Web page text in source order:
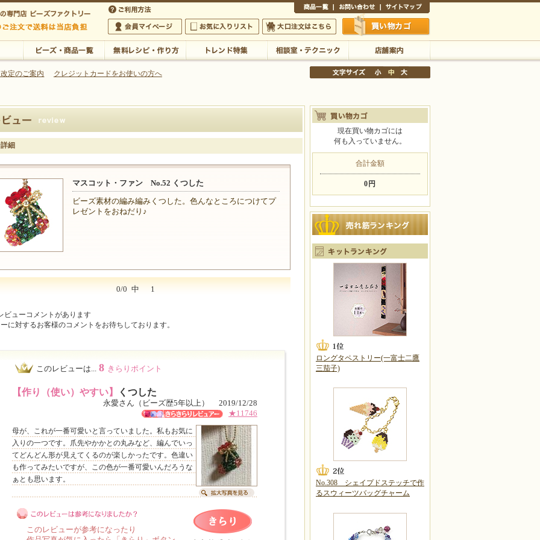
クセサリーの専門店
専門店 ビーズファクトリー 5,000円以上のご注文で送料は当店が負担いたします
5,000円以上のご注文で送料は当店が負担いたします
会員マイページ
お気に入りリスト 大口注文はこちら 買い物かご
店舗案内
定のご案内 クレジットカードをお使いの方へ
細
マスコット・ファン No.52 くつした
ビーズ素材の編み編みくつした。色んなところにつけてプ
レゼントをおねだり♪
0/0 中 1
ビューコメントがあります
に対するお客様のコメントをお待ちしております。
このレビューは... 8 きらりポイント
【作り（使い）やすい】 くつした
永愛さん（ビーズ歴5年以上） 2019/12/28
★11746
母が、これが一番可愛いと言っていました。私もお気に
入りの一つです。爪先やかかとの丸みなど、編んでいっ
てどんどん形が見えてくるのが楽しかったです。色違い
も作ってみたいですが、この色が一番可愛いんだろうな
ぁとも思います。
このレビューが参考になったり
現在買い物カゴには
何も入っていません。
合計金額
0円
ロングタペストリー(一富士二鷹
三茄子)
No.308 シェイプドステッチで作
るスウィーツバッグチャーム